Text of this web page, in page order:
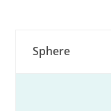
Sphere